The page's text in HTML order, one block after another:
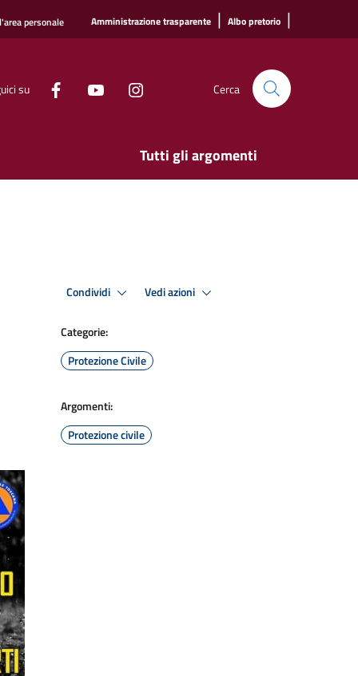
personale Amministrazione trasparente | Albo pretorio |
su Cerca
Tutti gli argomenti
Condividi Vedi azioni
Categorie:
Protezione Civile
Argomenti:
Protezione civile